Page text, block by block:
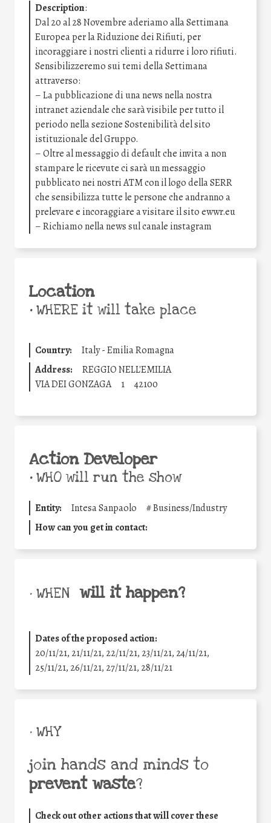
Description:
Dal 20 al 28 Novembre aderiamo alla Settimana
Europea per la Riduzione dei Rifiuti, per
incoraggiare i nostri clienti a ridurre i loro rifiuti.
Sensibilizzeremo sui temi della Settimana
attraverso:
– La pubblicazione di una news nella nostra
intranet aziendale che sarà visibile per tutto il
periodo nella sezione Sostenibilità del sito
istituzionale del Gruppo.
– Oltre al messaggio di default che invita a non
stampare le ricevute ci sarà un messaggio
pubblicato nei nostri ATM con il logo della SERR
che sensibilizza tutte le persone che andranno a
prelevare e incoraggiare a visitare il sito ewwr.eu
– Richiamo nella news sul canale instagram
Location
•WHERE it will take place
Country:
Italy - Emilia Romagna
Address:
REGGIO NELL'EMILIA
VIA DEI GONZAGA
1 42100
Action Developer
•WHO will run the show
Entity: Intesa Sanpaolo #Business/Industry
How can you get in contact:
• WHEN will it happen?
Dates of the proposed action:
20/11/21, 21/11/21, 22/11/21, 23/11/21, 24/11/21,
25/11/21, 26/11/21, 27/11/21, 28/11/21
• WHY
join hands and minds to
prevent waste?
Check out other actions that will cover these